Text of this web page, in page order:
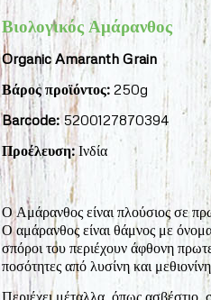
Βιολογικός Αμάρανθος
Organic Amaranth Grain
Βάρος προϊόντος: 250g
Barcode:5200127870394
Προέλευση:Ινδία
Ο Αμάρανθος είναι πλούσιος σε
Ο αμάρανθος είναι θάμνος με
σπόροι του περιέχουν άφθονη
ποσότητες από λυσίνη και
Περιέχει μέταλλα, όπως